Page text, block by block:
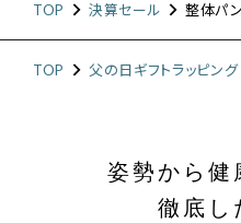
TOP 決算セール 整体パ
TOP 父の日ギフトラッピング
姿勢から健
徹底し